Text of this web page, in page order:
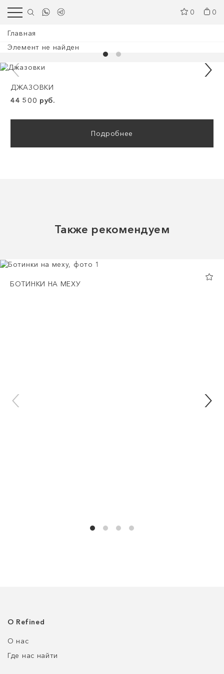
0 0
Главная
Элемент не найден
ДЖАЗОВКИ
44 500 руб.
Подробнее
Также рекомендуем
БОТИНКИ НА МЕХУ
О Refined
О нас
Где нас найти